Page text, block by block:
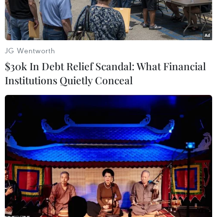
Hình ảnh trong video của nhóm bạn trẻ. (Nguồn:
dailymail.co.uk)
Sáu thanh niên người Iran đã đối mặt với sáu
tháng tù giam và bị phạt đánh 91 roi vì đã quay
JG Wentworth
$30k In Debt Relief Scandal: What Financial
Institutions Quietly Conceal